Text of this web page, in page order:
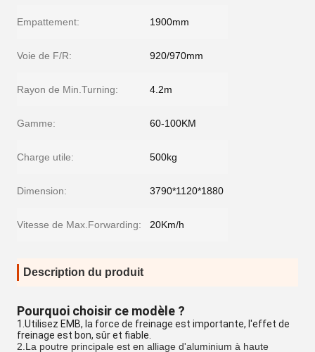
Empattement: 1900mm
Voie de F/R: 920/970mm
Rayon de Min.Turning: 4.2m
Gamme: 60-100KM
Charge utile: 500kg
Dimension: 3790*1120*1880
Vitesse de Max.Forwarding: 20Km/h
Description du produit
Pourquoi choisir ce modèle ?
1.Utilisez EMB, la force de freinage est importante, l'effet de
freinage est bon, sûr et fiable.
2. La poutre principale est en alliage d'aluminium à haute